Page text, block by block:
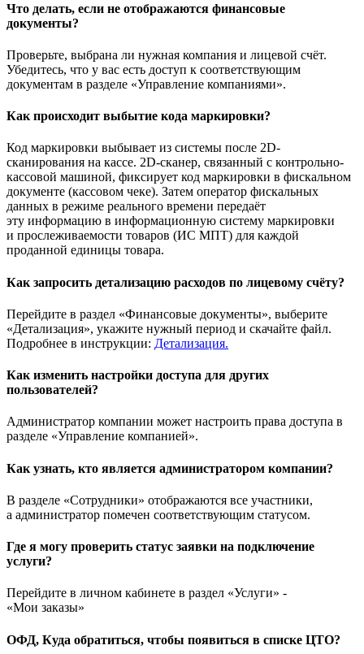
Что делать, если не отображаются финансовые
документы?
Проверьте, выбрана ли нужная компания и лицевой счёт.
Убедитесь, что у вас есть доступ к соответствующим
документам в разделе «Управление компаниями».
Как происходит выбытие кода маркировки?
Код маркировки выбывает из системы после 2D-
сканирования на кассе. 2D-сканер, связанный с контрольно-
кассовой машиной, фиксирует код маркировки в фискальном
документе (кассовом чеке). Затем оператор фискальных
данных в режиме реального времени передаёт
эту информацию в информационную систему маркировки
и прослеживаемости товаров (ИС МПТ) для каждой
проданной единицы товара.
Как запросить детализацию расходов по лицевому счёту?
Перейдите в раздел «Финансовые документы», выберите
«Детализация», укажите нужный период и скачайте файл.
Подробнее в инструкции: Детализация.
Как изменить настройки доступа для других
пользователей?
Администратор компании может настроить права доступа в
разделе «Управление компанией».
Как узнать, кто является администратором компании?
В разделе «Сотрудники» отображаются все участники,
а администратор помечен соответствующим статусом.
Где я могу проверить статус заявки на подключение
услуги?
Перейдите в личном кабинете в раздел «Услуги» -
«Мои заказы»
ОФД, Куда обратиться, чтобы появиться в списке ЦТО?